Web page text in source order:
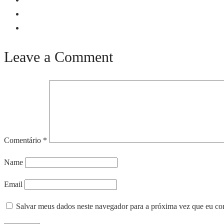
Leave a Comment
Comentário *
Name
Email
Salvar meus dados neste navegador para a próxima vez que eu